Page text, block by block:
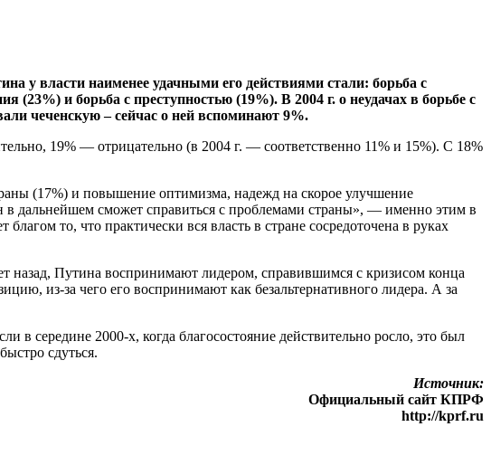
у власти наименее удачными его действиями стали: борьба с
(23%) и борьба с преступностью (19%). В 2004 г. о неудачах в борьбе с
чеченскую – сейчас о ней вспоминают 9%.
19% — отрицательно (в 2004 г. — соответственно 11% и 15%). С 18%
(17%) и повышение оптимизма, надежд на скорое улучшение
дальнейшем сможет справиться с проблемами страны», — именно этим в
то, что практически вся власть в стране сосредоточена в руках
назад, Путина воспринимают лидером, справившимся с кризисом конца
из-за чего его воспринимают как безальтернативного лидера. А за
в середине 2000-х, когда благосостояние действительно росло, это был
сдуться.
Источник:
Официальный сайт КПРФ
http://kprf.ru